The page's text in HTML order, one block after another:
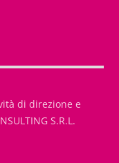
di direzione e
S.R.L.